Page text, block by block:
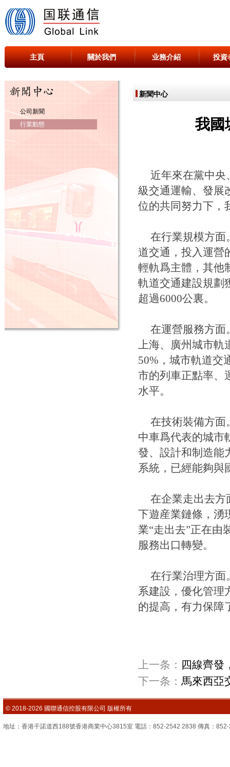
主頁 關於我們 业務介紹 投資
公司新聞
行業動態
新聞中心
我國
近年來在黨中央
級交通運輸、發展
位的共同努力下
在行業規模方面
道交通，投入運營
輕軌爲主體，其他
軌道交通建設規劃
超過6000公裏。
在運營服務方面
上海、廣州城市軌
50%，城市軌道交
市的列車正點率、
水平。
在技術裝備方面
中車爲代表的城市
發、設計和制造能
系統，已經能夠
在企業走出去方
下遊産業鏈條，湧
業“走出去”正在由
服務出口轉變。
在行業治理方面
系建設，優化管理
的提高，有力保障
上一条： 四線齊發
下一条： 馬來西亞
© 2018-2026 國聯通信控股有限公司 版權所有
地址：香港干諾道西188號香港商業中心3815室 電話：852-2542 2838 傳真：